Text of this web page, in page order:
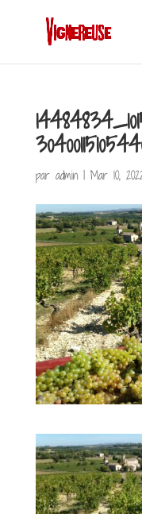
par admin| Mar 10,